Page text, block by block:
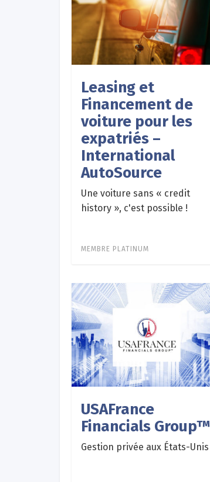
Leasing et
Financement de
voiture pour les
expatriés –
International
AutoSource
Une voiture sans « credit
history », c'est possible !
MEMBRE PLATINUM
USAFrance
Financials Group™
Gestion privée aux États-Unis